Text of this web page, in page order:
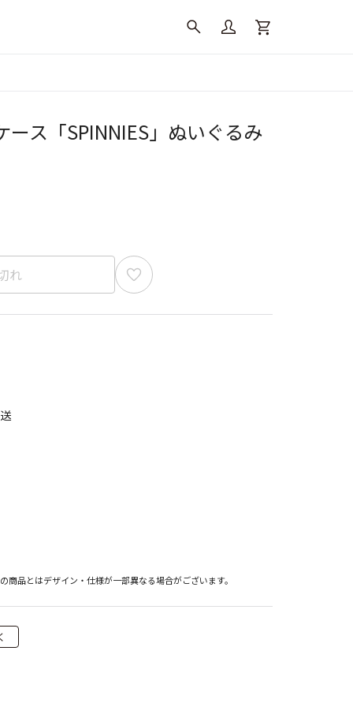
ース「SPINNIES」ぬいぐるみ
れ
品とはデザイン・仕様が一部異なる場合がございます。